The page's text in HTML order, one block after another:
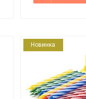
Новинка